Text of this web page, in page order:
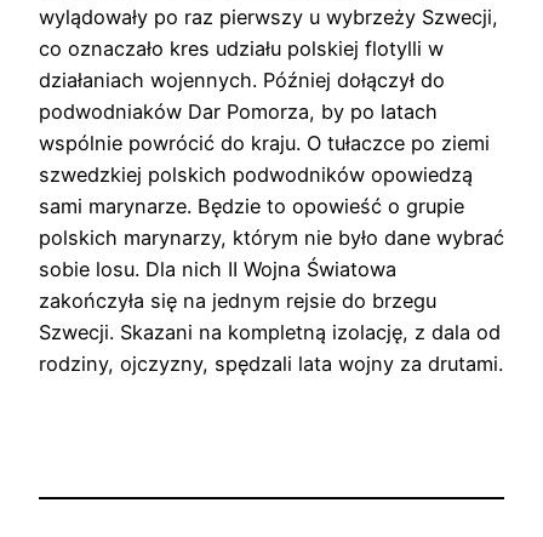
wylądowały po raz pierwszy u wybrzeży Szwecji,
co oznaczało kres udziału polskiej flotylli w
działaniach wojennych. Później dołączył do
podwodniaków Dar Pomorza, by po latach
wspólnie powrócić do kraju. O tułaczce po ziemi
szwedzkiej polskich podwodników opowiedzą
sami marynarze. Będzie to opowieść o grupie
polskich marynarzy, którym nie było dane wybrać
sobie losu. Dla nich II Wojna Światowa
zakończyła się na jednym rejsie do brzegu
Szwecji. Skazani na kompletną izolację, z dala od
rodziny, ojczyzny, spędzali lata wojny za drutami.